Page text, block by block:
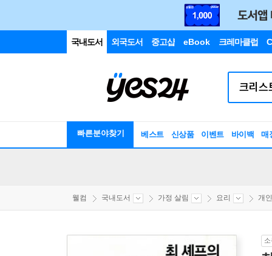
국내도서 외국도서 중고샵 eBook 크레마클럽
빠른분야찾기 베스트 신상품 이벤트 바이백 매
웰컴 국내도서 가정 살림 요리 개